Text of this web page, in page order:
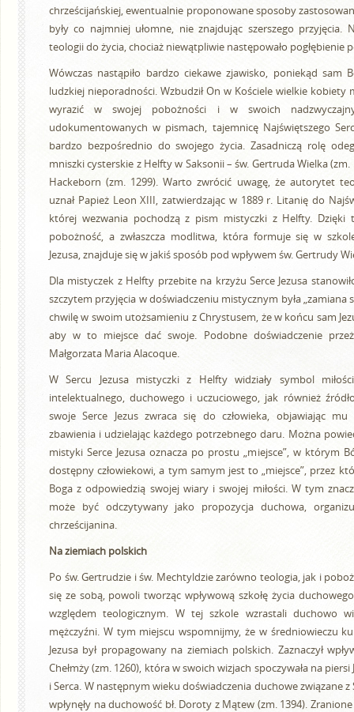
chrześcijańskiej, ewentualnie proponowane sposoby
były co najmniej ułomne, nie znajdując szerszego przyjęcia.
teologii do życia, chociaż niewątpliwie następowało pogłębienie
Wówczas nastąpiło bardzo ciekawe zjawisko, poniekąd sam
ludzkiej nieporadności. Wzbudził On w Kościele wielkie kobiety
wyrazić w swojej pobożności i w swoich
udokumentowanych w pismach, tajemnicę Najświętszego
bardzo bezpośrednio do swojego życia. Zasadniczą rolę
mniszki cysterskie z Helfty w Saksonii – św. Gertruda Wielka
Hackeborn (zm. 1299). Warto zwrócić uwagę, że autorytet
uznał Papież Leon XIII, zatwierdzając w 1889 r. Litanię do
której wezwania pochodzą z pism mistyczki z Helfty. Dzięki
pobożność, a zwłaszcza modlitwa, która formuje się w
Jezusa, znajduje się w jakiś sposób pod wpływem św. Gertrudy
Dla mistyczek z Helfty przebite na krzyżu Serce Jezusa
szczytem przyjęcia w doświadczeniu mistycznym była „zamiana
chwilę w swoim utożsamieniu z Chrystusem, że w końcu sam
aby w to miejsce dać swoje. Podobne doświadczenie
Małgorzata Maria Alacoque.
W Sercu Jezusa mistyczki z Helfty widziały symbol
intelektualnego, duchowego i uczuciowego, jak również
swoje Serce Jezus zwraca się do człowieka, objawiając
zbawienia i udzielając każdego potrzebnego daru. Można
mistyki Serce Jezusa oznacza po prostu „miejsce”, w którym
dostępny człowiekowi, a tym samym jest to „miejsce”, przez
Boga z odpowiedzią swojej wiary i swojej miłości. W tym
może być odczytywany jako propozycja duchowa,
chrześcijanina.
Na ziemiach polskich
Po św. Gertrudzie i św. Mechtyldzie zarówno teologia, jak i
się ze sobą, powoli tworząc wpływową szkołę życia
względem teologicznym. W tej szkole wzrastali duchowo
mężczyźni. W tym miejscu wspomnijmy, że w średniowieczu
Jezusa był propagowany na ziemiach polskich. Zaznaczył
Chełmży (zm. 1260), która w swoich wizjach spoczywała na piersi
i Serca. W następnym wieku doświadczenia duchowe związane z
wpłynęły na duchowość bł. Doroty z Mątew (zm. 1394).